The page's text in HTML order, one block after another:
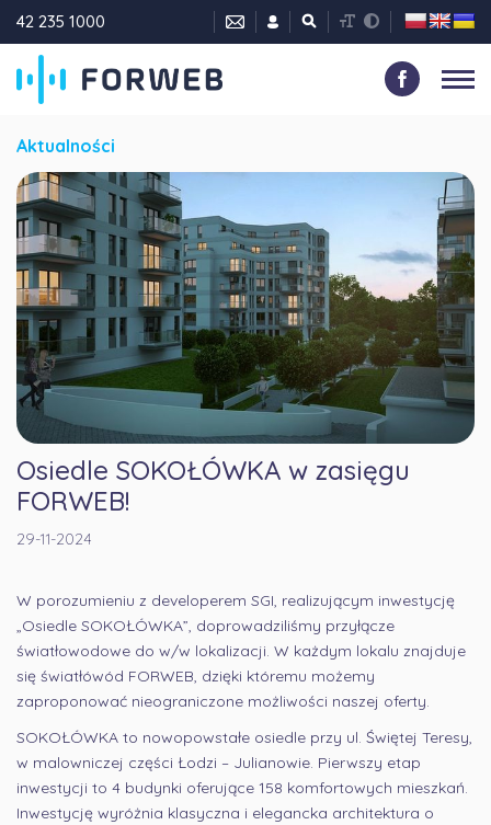
42 235 1000
Aktualności
Osiedle SOKOŁÓWKA w zasięgu
FORWEB!
29-11-2024
W porozumieniu z developerem SGI, realizującym inwestycję
„Osiedle SOKOŁÓWKA”, doprowadziliśmy przyłącze
światłowodowe do w/w lokalizacji. W każdym lokalu znajduje
się światłówód FORWEB, dzięki któremu możemy
zaproponować nieograniczone możliwości naszej oferty.
SOKOŁÓWKA to nowopowstałe osiedle przy ul. Świętej Teresy,
w malowniczej części Łodzi – Julianowie. Pierwszy etap
inwestycji to 4 budynki oferujące 158 komfortowych mieszkań.
Inwestycję wyróżnia klasyczna i elegancka architektura o